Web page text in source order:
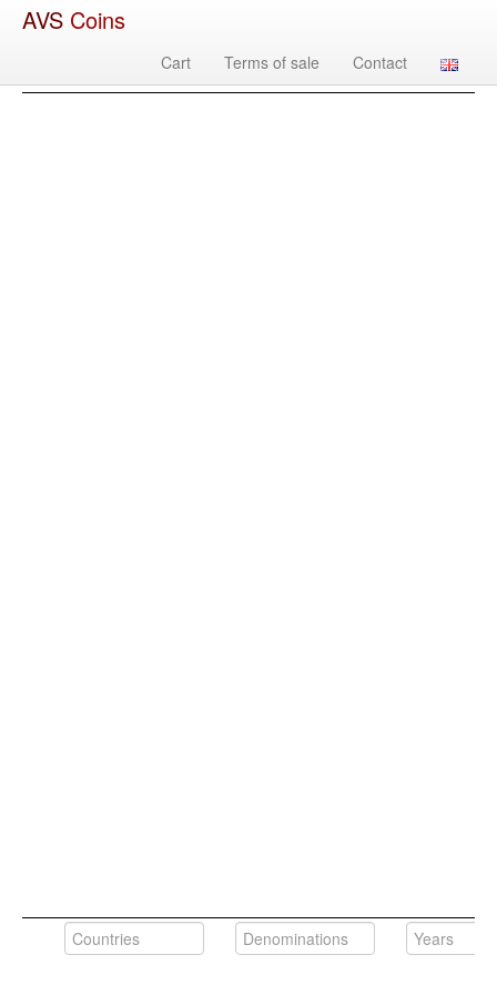
AVS Coins
Cart Terms of sale Contact
Country Denomination Year